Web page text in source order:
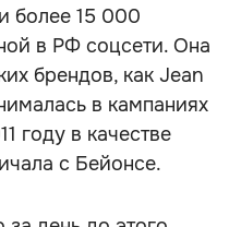
более 15 000
в РФ соцсети. Она
брендов, как Jean
в кампаниях
году в качестве
с Бейонсе.